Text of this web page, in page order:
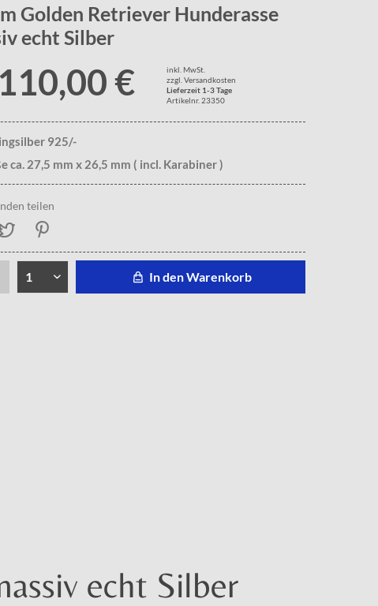
Golden Retriever Hunderasse
echt Silber
110,00 €
inkl. MwSt.
zzgl. Versandkosten
Lieferzeit 1-3 Tage
Artikelnr. 23350
925/-
ca. 27,5 mm x 26,5 mm ( incl. Karabiner )
teilen
In den Warenkorb
echt Silber